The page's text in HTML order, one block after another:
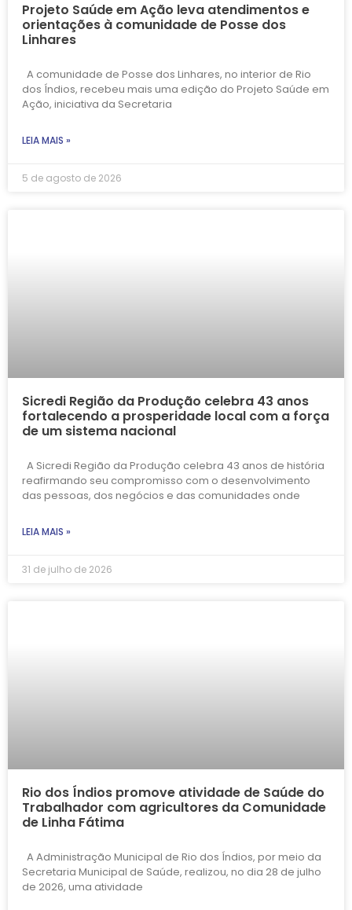
Projeto Saúde em Ação leva atendimentos e
orientações à comunidade de Posse dos
Linhares
A comunidade de Posse dos Linhares, no interior de Rio
dos Índios, recebeu mais uma edição do Projeto Saúde em
Ação, iniciativa da Secretaria
LEIA MAIS »
5 de agosto de 2026
Sicredi Região da Produção celebra 43 anos
fortalecendo a prosperidade local com a força
de um sistema nacional
A Sicredi Região da Produção celebra 43 anos de história
reafirmando seu compromisso com o desenvolvimento
das pessoas, dos negócios e das comunidades onde
LEIA MAIS »
31 de julho de 2026
Rio dos Índios promove atividade de Saúde do
Trabalhador com agricultores da Comunidade
de Linha Fátima
A Administração Municipal de Rio dos Índios, por meio da
Secretaria Municipal de Saúde, realizou, no dia 28 de julho
de 2026, uma atividade